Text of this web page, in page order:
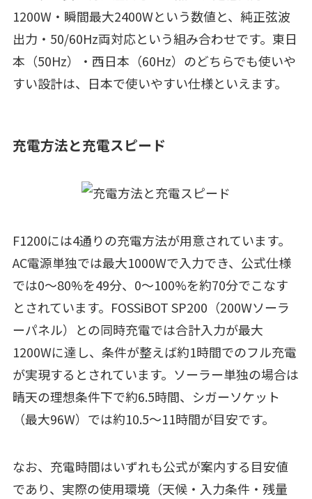
1200W・瞬間最大2400Wという数値と、純正弦波
出力・50/60Hz両対応という組み合わせです。東日
本（50Hz）・西日本（60Hz）のどちらでも使いや
すい設計は、日本で使いやすい仕様といえます。
充電方法と充電スピード
F1200には4通りの充電方法が用意されています。
AC電源単独では最大1000Wで入力でき、公式仕様
では0〜80%を49分、0〜100%を約70分でこなす
とされています。FOSSiBOT SP200（200Wソーラ
ーパネル）との同時充電では合計入力が最大
1200Wに達し、条件が整えば約1時間でのフル充電
が実現するとされています。ソーラー単独の場合は
晴天の理想条件下で約6.5時間、シガーソケット
（最大96W）では約10.5〜11時間が目安です。
なお、充電時間はいずれも公式が案内する目安値
であり、実際の使用環境（天候・入力条件・残量